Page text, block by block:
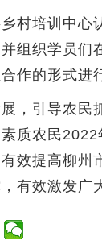
培训中心认
组织学员们
作的形式进
引导农民抓
质农民2022
效提高柳州
有效激发广